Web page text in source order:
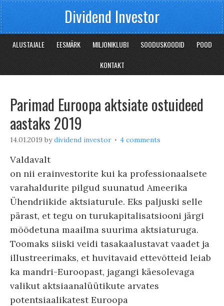
Dividend Investor
ALUSTAJALE EESMÄRK MILJONIKLUBI SOODUSKOODID
POOD
KONTAKT
Parimad Euroopa aktsiate ostuideed
aastaks 2019
14.01.2019 bydividend investor 4 comments
Valdavalt
on nii erainvestorite kui ka professionaalsete
varahaldurite pilgud suunatud Ameerika
Ühendriikide aktsiaturule. Eks paljuski selle
pärast, et tegu on turukapitalisatsiooni järgi
mõõdetuna maailma suurima aktsiaturuga.
Toomaks siiski veidi tasakaalustavat vaadet ja
illustreerimaks, et huvitavaid ettevõtteid leiab
ka mandri-Euroopast, jagangi käesolevaga
valikut aktsiaanalüütikute arvates
potentsiaalikatest Euroopa